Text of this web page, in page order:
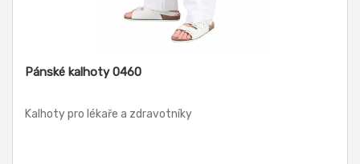
Pánské kalhoty 0460
Kalhoty pro lékaře a zdravotníky